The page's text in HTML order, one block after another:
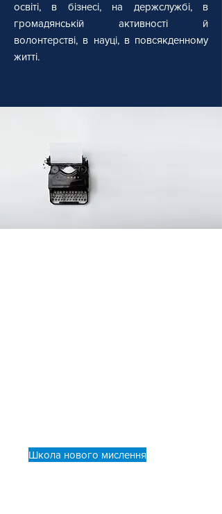
освіті, в бізнесі, на держслужбі, в
громадянській активності й
волонтерстві, в науці, в повсякденному
житті.
Школа нового мислення